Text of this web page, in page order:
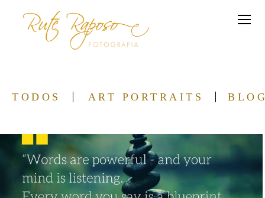
TODOS ART PORTRAITS